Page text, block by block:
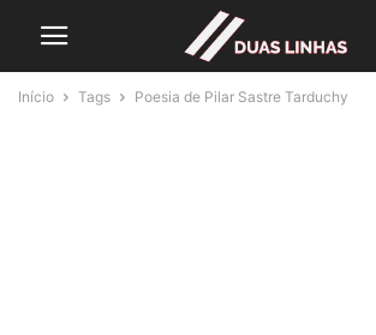
Início Tags Poesia de Pilar Sastre Tarduchy